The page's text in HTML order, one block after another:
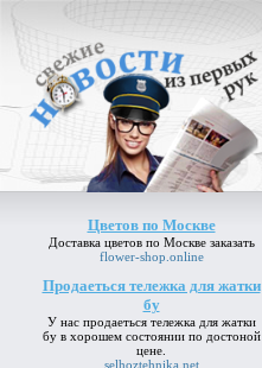
Цветов по Москве
Доставка цветов по Москвезаказать
flower-shop.online
Продаеться тележка для жатки
бу
У нас продаеться тележка для жатки
був хорошем состоянии по достоной
цене.
selhoztehnika.net